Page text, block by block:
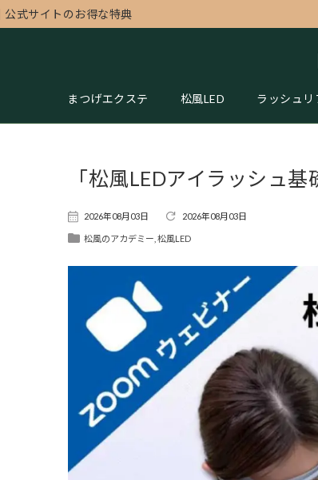
公式サイトのお得な特典
まつげエクステ 松風LED ラッシュリ
「松風LEDアイラッシュ
2026年08月03日 2026年08月03日
松風のアカデミー 松風LED